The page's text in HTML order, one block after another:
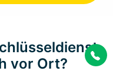
vor Ort?